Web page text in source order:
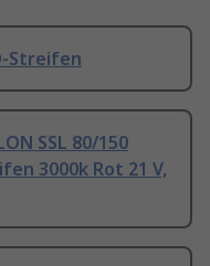
Streifen
SSL 80/150
3000k Rot 21 V,